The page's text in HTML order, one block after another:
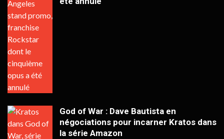
God of War : Dave Bautista en
négociations pour incarner Kratos dans
la série Amazon